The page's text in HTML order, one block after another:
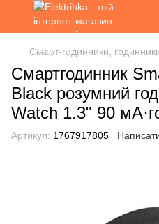
Смарт-годинники,
Смартгодинник
Black розумний
Watch 1.3" 90
Артикул: 1767917805